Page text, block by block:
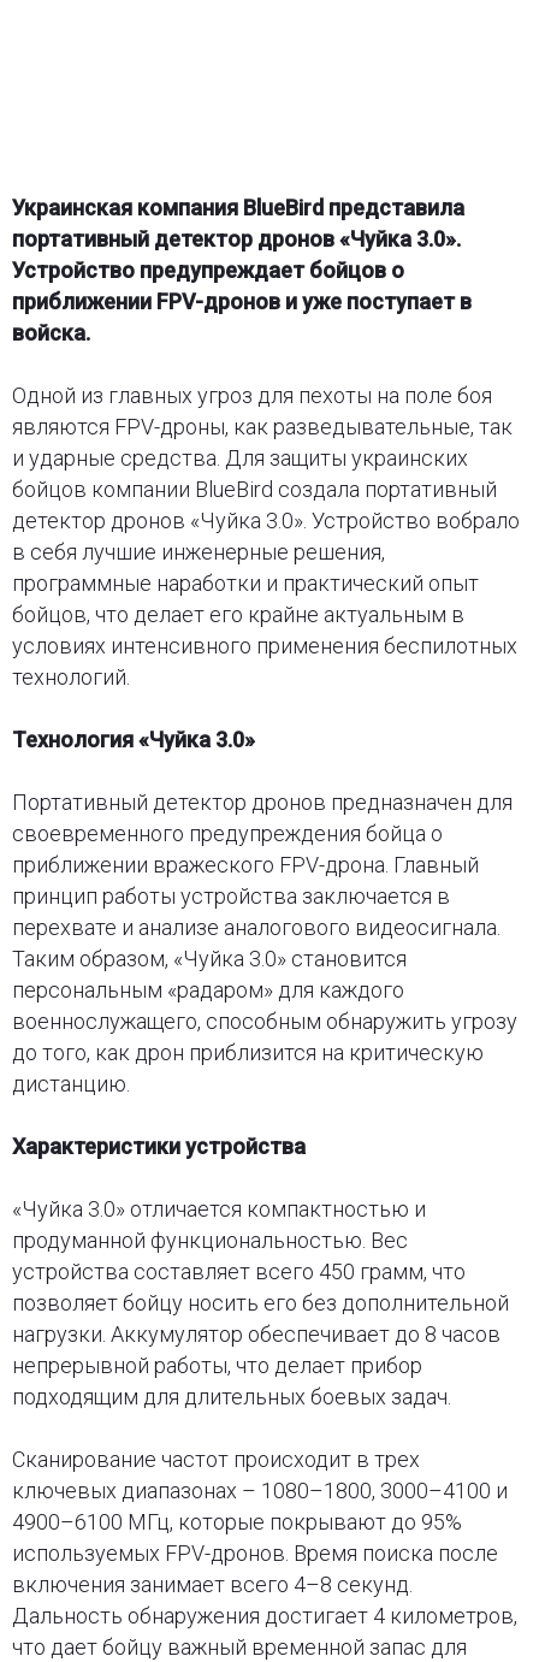
Украинская компания BlueBird представила
портативный детектор дронов «Чуйка 3.0».
Устройство предупреждает бойцов о
приближении FPV-дронов и уже поступает в
войска.
Одной из главных угроз для пехоты на поле боя
являются FPV-дроны, как разведывательные, так
и ударные средства. Для защиты украинских
бойцов компании BlueBird создала портативный
детектор дронов «Чуйка 3.0». Устройство вобрало
в себя лучшие инженерные решения,
программные наработки и практический опыт
бойцов, что делает его крайне актуальным в
условиях интенсивного применения беспилотных
технологий.
Технология «Чуйка 3.0»
Портативный детектор дронов предназначен для
своевременного предупреждения бойца о
приближении вражеского FPV-дрона. Главный
принцип работы устройства заключается в
перехвате и анализе аналогового видеосигнала.
Таким образом, «Чуйка 3.0» становится
персональным «радаром» для каждого
военнослужащего, способным обнаружить угрозу
до того, как дрон приблизится на критическую
дистанцию.
Характеристики устройства
«Чуйка 3.0» отличается компактностью и
продуманной функциональностью. Вес
устройства составляет всего 450 грамм, что
позволяет бойцу носить его без дополнительной
нагрузки. Аккумулятор обеспечивает до 8 часов
непрерывной работы, что делает прибор
подходящим для длительных боевых задач.
Сканирование частот происходит в трех
ключевых диапазонах – 1080–1800, 3000–4100 и
4900–6100 МГц, которые покрывают до 95%
используемых FPV-дронов. Время поиска после
включения занимает всего 4–8 секунд.
Дальность обнаружения достигает 4 километров,
что дает бойцу важный временной запас для